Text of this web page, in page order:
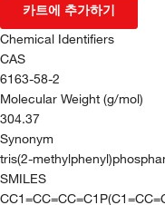
카트에 추가하기
Chemical Identifiers
CAS
6163-58-2
Molecular Weight (g/mol)
304.37
Synonym
tris(2-
SMILES